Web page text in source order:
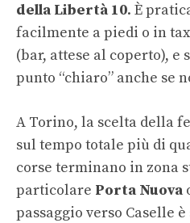
della Libertà 10. È
facilmente a piedi o in
(bar, attese al coperto), e
punto “chiaro” anche se
A Torino, la scelta della
sul tempo totale più di
corse terminano in zona
particolare Porta Nuova
passaggio verso Caselle